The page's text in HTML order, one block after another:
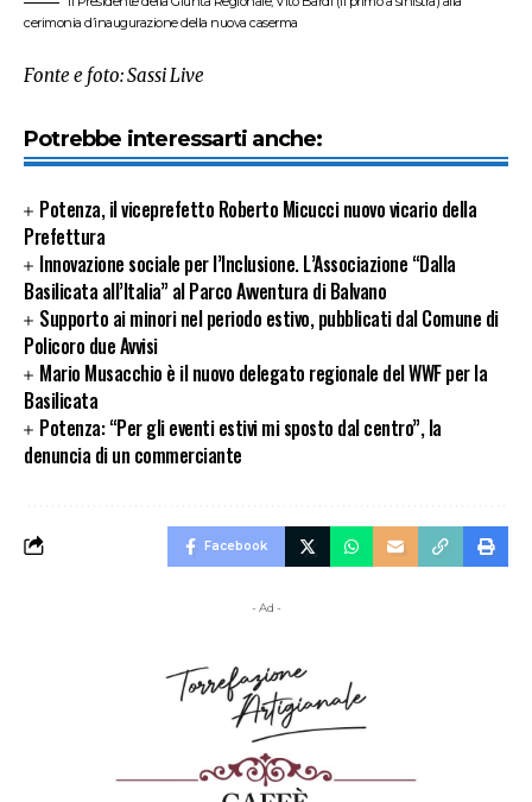
cerimonia d’inaugurazione della nuova caserma
Fonte e foto: Sassi Live
Potrebbe interessarti anche:
Potenza, il viceprefetto Roberto Micucci nuovo vicario della
Prefettura
Innovazione sociale per l’Inclusione. L’Associazione “Dalla
Basilicata all’Italia” al Parco Avventura di Balvano
Supporto ai minori nel periodo estivo, pubblicati dal Comune di
Policoro due Avvisi
Mario Musacchio è il nuovo delegato regionale del WWF per la
Basilicata
Potenza: “Per gli eventi estivi mi sposto dal centro”, la
denuncia di un commerciante
Facebook
- Ad -